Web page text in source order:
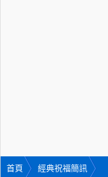
首頁 經典祝福簡訊